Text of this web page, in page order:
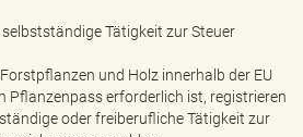
Tätigkeit zur Steuer
und Holz innerhalb der EU
Pflanzenpass erforderlich ist, registrieren
oder freiberufliche Tätigkeit zur